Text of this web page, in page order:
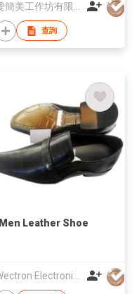
查詢
Men Leather Shoe
Wectron Electronics (HK) Limited